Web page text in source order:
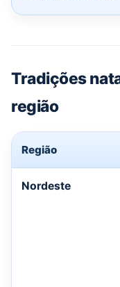
Tradições
região
Região
Nordeste